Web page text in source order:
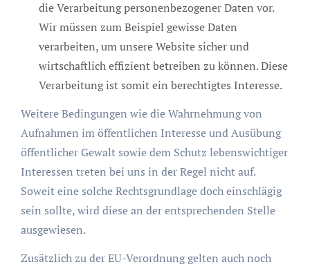
die Verarbeitung personenbezogener Daten vor.
Wir müssen zum Beispiel gewisse Daten
verarbeiten, um unsere Website sicher und
wirtschaftlich effizient betreiben zu können. Diese
Verarbeitung ist somit ein berechtigtes Interesse.
Weitere Bedingungen wie die Wahrnehmung von
Aufnahmen im öffentlichen Interesse und Ausübung
öffentlicher Gewalt sowie dem Schutz lebenswichtiger
Interessen treten bei uns in der Regel nicht auf.
Soweit eine solche Rechtsgrundlage doch einschlägig
sein sollte, wird diese an der entsprechenden Stelle
ausgewiesen.
Zusätzlich zu der EU-Verordnung gelten auch noch